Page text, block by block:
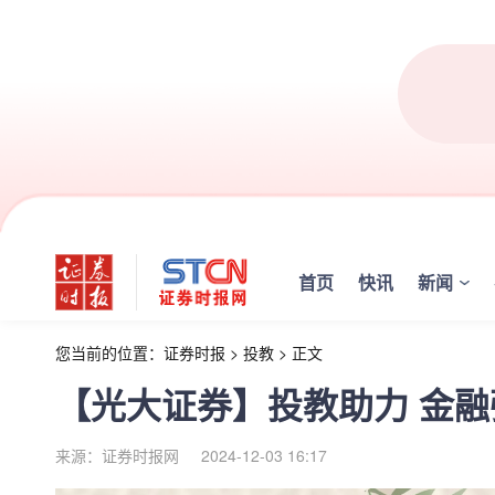
首页 快讯 新闻
您当前的位置： 证券时报 > 投教 > 正文
【光大证券】投教助力 金
来源：证券时报网 2024-12-03 16:17